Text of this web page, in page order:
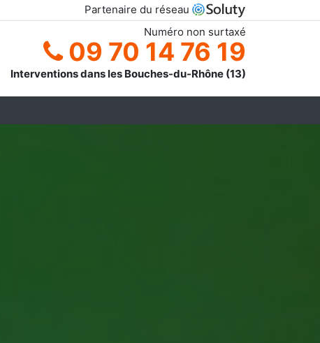
Partenaire du réseau
Numéro non surtaxé
09 70 14 76 19
Interventions dans les Bouches-du-Rhône (13)